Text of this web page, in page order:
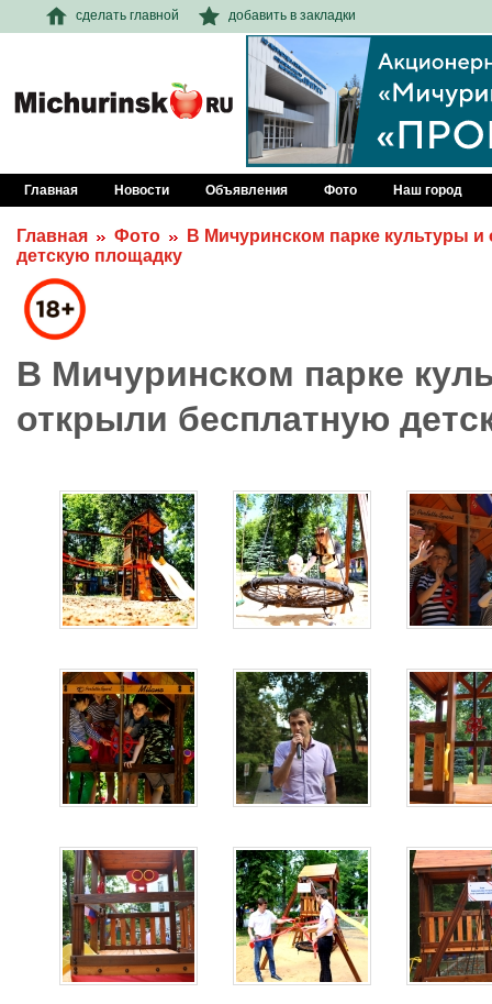
сделать главной добавить в закладки
Главная Новости Объявления Фото Наш город
Главная Фото
В Мичуринском парке культуры
детскую площадку
В Мичуринском парке
открыли бесплатную